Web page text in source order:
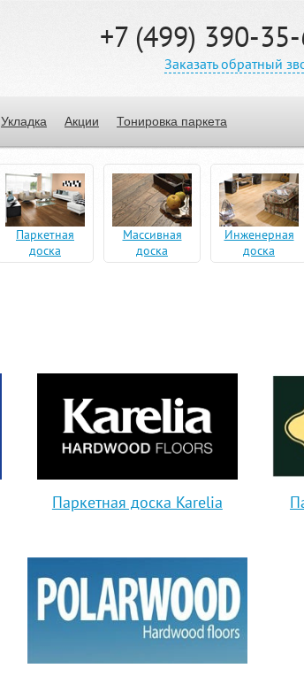
+7 (499) 390-
Заказать обратный
Укладка Акции Тонировка паркета
Паркетная
доска
Массивная
доска
Инженерная
доска
Паркетная доска Karelia